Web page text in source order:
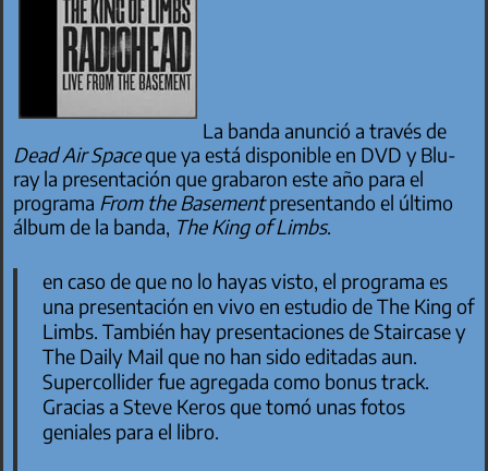
La banda anunció a través de
Dead Air Spaceque ya está disponible en DVD y Blu-
ray la presentación que grabaron este año para el
programa From the Basementpresentando el último
álbum de la banda, The King of Limbs.
en caso de que no lo hayas visto, el programa es
una presentación en vivo en estudio deThe King of
Limbs. También hay presentaciones deStaircasey
The Daily Mail que no han sido editadas aun.
Supercolliderfue agregada como bonus track.
Gracias a Steve Keros que tomó unas fotos
geniales para el libro.